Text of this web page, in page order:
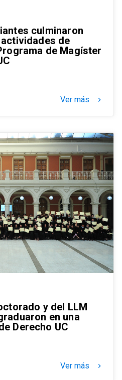
culminaron
de
de Magíster
Ver más keyboard_arrow_right
y del LLM
en una
Derecho UC
Ver más keyboard_arrow_right